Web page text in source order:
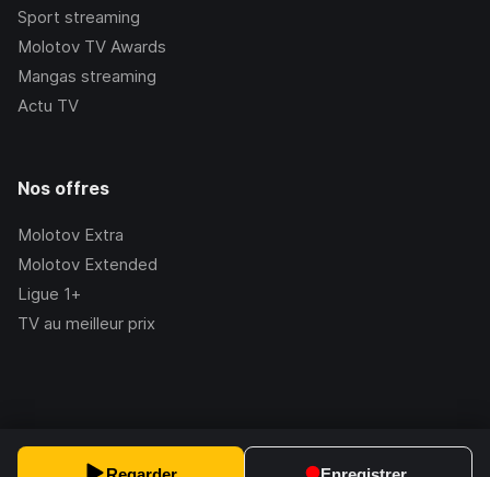
Sport streaming
Molotov TV Awards
Mangas streaming
Actu TV
Nos offres
Molotov Extra
Molotov Extended
Ligue 1+
TV au meilleur prix
2.228.1